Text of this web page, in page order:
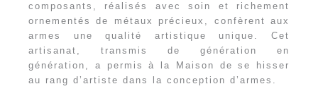
composants, réalisés avec soin et richement
ornementés de métaux précieux, confèrent aux
armes une qualité artistique unique. Cet
artisanat, transmis de génération en
génération, a permis à la Maison de se hisser
au rang d’artiste dans la conception d’armes.